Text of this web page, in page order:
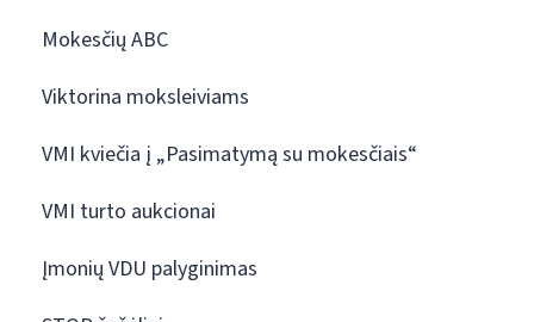
Mokesčių ABC
Viktorina moksleiviams
VMI kviečia į „Pasimatymą su mokesčiais“
VMI turto aukcionai
Įmonių VDU palyginimas